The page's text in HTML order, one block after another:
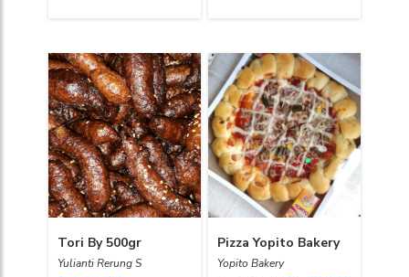
Tori By 500gr
Yulianti Rerung S
Pizza Yopito Bakery
Yopito Bakery